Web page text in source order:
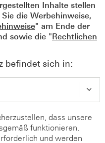
Inhalte stellen
die Werbehinweise,
" am Ende der
sowie die "Rechtlichen
befindet sich in:
dass unsere
funktionieren.
und werden